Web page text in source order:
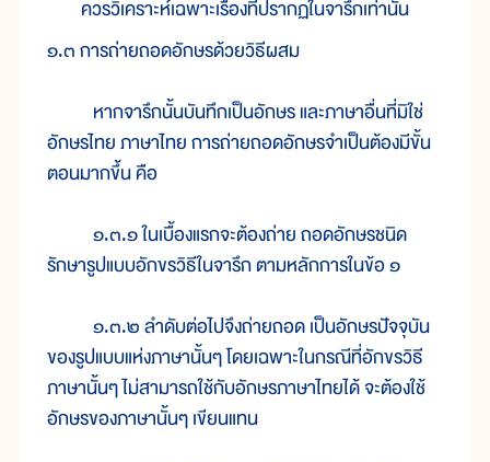
ควรวิเคราะห์เฉพาะเรื่องที่ปรากฏในจารึกเท่านั้น
๑.๓ การถ่ายถอดอักษรด้วยวิธีผสม
หากจารึกนั้นบันทึกเป็นอักษร และภาษาอื่นที่มิใช่
อักษรไทย ภาษาไทย การถ่ายถอดอักษรจำเป็นต้องมีขั้น
ตอนมากขึ้น คือ
๑.๓.๑ ในเบื้องแรกจะต้องถ่าย ถอดอักษรชนิด
รักษารูปแบบอักขรวิธีในจารึก ตามหลักการในข้อ ๑
๑.๓.๒ ลำดับต่อไปจึงถ่ายถอด เป็นอักษรปัจจุบัน
ของรูปแบบแห่งภาษานั้นๆ โดยเฉพาะในกรณีที่อักขรวิธี
ภาษานั้นๆ ไม่สามารถใช้กับอักษรภาษาไทยได้ จะต้องใช้
อักษรของภาษานั้นๆ เขียนแทน